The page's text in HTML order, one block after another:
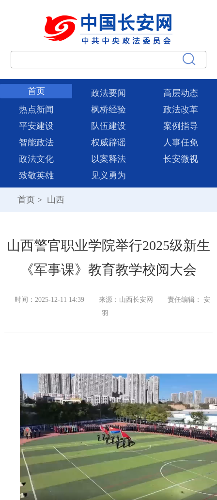
首页 政法要闻
高层动态
热点新闻
枫桥经验
政法改革
平安建设
队伍建设
案例指导
智能政法
权威辟谣
人事任免
政法文化
以案释法
长安微视
致敬英雄
见义勇为
首页 > 山西
山西警官职业学院举行2025级新生
《军事课》教育教学校阅大会
时间：2025-12-11 14:39 来源：山西长安网
责任编辑： 安
羽